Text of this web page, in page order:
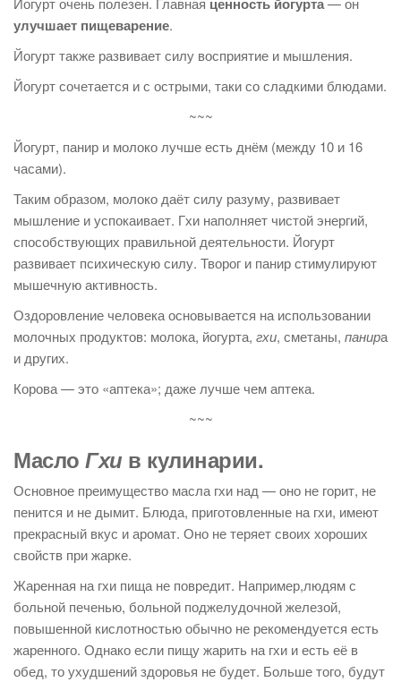
улучшает пищеварение.
Йогурт также развивает силу восприятие и мышления.
Йогурт сочетается и с острыми, таки со сладкими блюдами.
~~~
Йогурт, панир и молоко лучше есть днём (между 10 и 16
часами).
Таким образом, молоко даёт силу разуму, развивает
мышление и успокаивает. Гхи наполняет чистой энергий,
способствующих правильной деятельности. Йогурт
развивает психическую силу. Творог и панир стимулируют
мышечную активность.
Оздоровление человека основывается на использовании
молочных продуктов: молока, йогурта, гхи, сметаны, панира
и других.
Корова — это «аптека»; даже лучше чем аптека.
~~~
МаслоГхи в кулинарии.
Основное преимущество масла гхи над — оно не горит, не
пенится и не дымит. Блюда, приготовленные на гхи, имеют
прекрасный вкус и аромат. Оно не теряет своих хороших
свойств при жарке.
Жаренная на гхи пища не повредит. Например,людям с
больной печенью, больной поджелудочной железой,
повышенной кислотностью обычно не рекомендуется есть
жаренного. Однако если пищу жарить на гхи и есть её в
обед, то ухудшений здоровья не будет. Больше того, будут